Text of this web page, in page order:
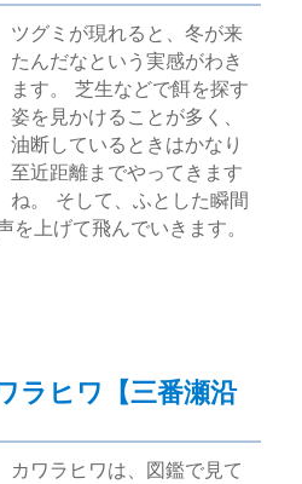
ツグミが現れると、冬が来
たんだなという実感がわき
ます。 芝生などで餌を探す
姿を見かけることが多く、
油断しているときはかなり
至近距離までやってきます
ね。 そして、ふとした瞬間
を上げて飛んでいきます。
グミ【千葉県浦安市】” の
ラヒワ【三番瀬沿
カワラヒワは、図鑑で見て